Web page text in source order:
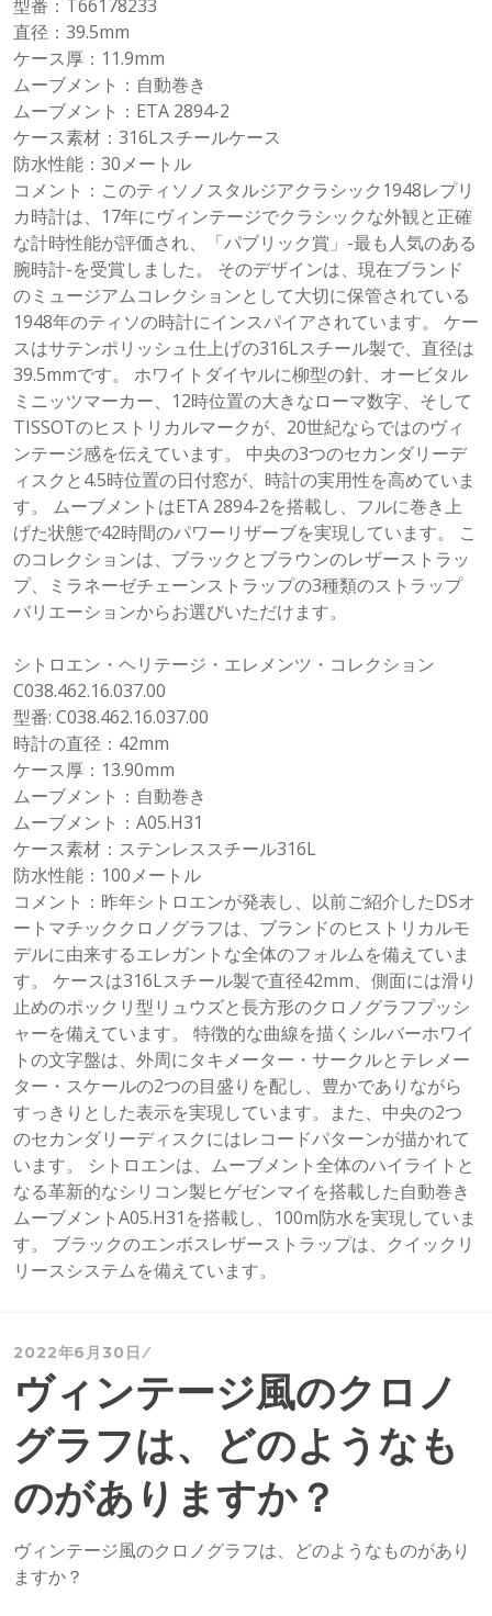
型番：T66178233
直径：39.5mm
ケース厚：11.9mm
ムーブメント：自動巻き
ムーブメント：ETA 2894-2
ケース素材：316Lスチールケース
防水性能：30メートル
コメント：このティソノスタルジアクラシック1948レプリ
カ時計は、17年にヴィンテージでクラシックな外観と正確
な計時性能が評価され、「パブリック賞」-最も人気のある
腕時計-を受賞しました。 そのデザインは、現在ブランド
のミュージアムコレクションとして大切に保管されている
1948年のティソの時計にインスパイアされています。 ケー
スはサテンポリッシュ仕上げの316Lスチール製で、直径は
39.5mmです。 ホワイトダイヤルに柳型の針、オービタル
ミニッツマーカー、12時位置の大きなローマ数字、そして
TISSOTのヒストリカルマークが、20世紀ならではのヴィ
ンテージ感を伝えています。 中央の3つのセカンダリーデ
ィスクと4.5時位置の日付窓が、時計の実用性を高めていま
す。 ムーブメントはETA 2894-2を搭載し、フルに巻き上
げた状態で42時間のパワーリザーブを実現しています。 こ
のコレクションは、ブラックとブラウンのレザーストラッ
プ、ミラネーゼチェーンストラップの3種類のストラップ
バリエーションからお選びいただけます。
シトロエン・ヘリテージ・エレメンツ・コレクション
C038.462.16.037.00
型番: C038.462.16.037.00
時計の直径：42mm
ケース厚：13.90mm
ムーブメント：自動巻き
ムーブメント：A05.H31
ケース素材：ステンレススチール316L
防水性能：100メートル
コメント：昨年シトロエンが発表し、以前ご紹介したDSオ
ートマチッククロノグラフは、ブランドのヒストリカルモ
デルに由来するエレガントな全体のフォルムを備えていま
す。 ケースは316Lスチール製で直径42mm、側面には滑り
止めのポックリ型リュウズと長方形のクロノグラフプッシ
ャーを備えています。 特徴的な曲線を描くシルバーホワイ
トの文字盤は、外周にタキメーター・サークルとテレメー
ター・スケールの2つの目盛りを配し、豊かでありながら
すっきりとした表示を実現しています。また、中央の2つ
のセカンダリーディスクにはレコードパターンが描かれて
います。 シトロエンは、ムーブメント全体のハイライトと
なる革新的なシリコン製ヒゲゼンマイを搭載した自動巻き
ムーブメントA05.H31を搭載し、100m防水を実現していま
す。 ブラックのエンボスレザーストラップは、クイックリ
リースシステムを備えています。
2022年6月30日
ヴィンテージ風のクロノ
グラフは、どのようなも
のがありますか？
ヴィンテージ風のクロノグラフは、どのようなものがあり
ますか？